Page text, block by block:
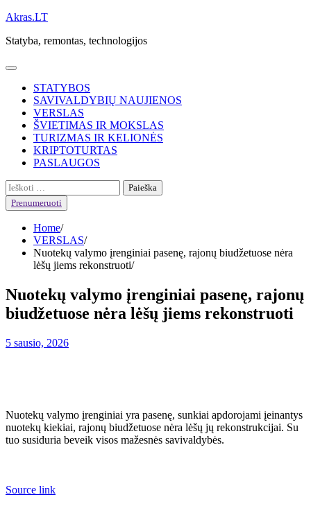
Skip
content
Akras.LT
Statyba, remontas, technologijos
STATYBOS
SAVIVALDYBIŲ NAUJIENOS
VERSLAS
ŠVIETIMAS IR MOKSLAS
TURIZMAS IR KELIONĖS
KRIPTOTURTAS
PASLAUGOS
Ieškoti:
Prenumeruoti
Home
VERSLAS
Nuotekų valymo įrenginiai pasenę, rajonų biudžetuose nėra
lėšų jiems rekonstruoti
Nuotekų valymo įrenginiai pasenę, rajonų
biudžetuose nėra lėšų jiems rekonstruoti
5 sausio, 2026
Nuotekų valymo įrenginiai yra pasenę, sunkiai apdorojami įeinantys
nuotekų kiekiai, rajonų biudžetuose nėra lėšų jų rekonstrukcijai. Su
tuo susiduria beveik visos mažesnės savivaldybės.
Source link